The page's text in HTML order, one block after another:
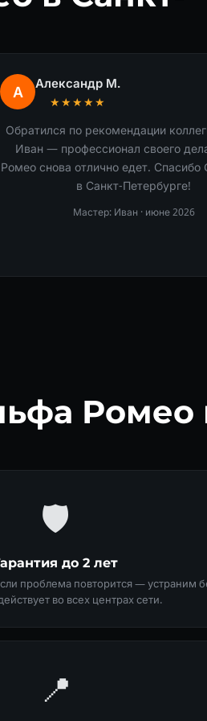
А Александр М.
★★★★★
Обратился по рекомендации
Иван — профессионал своего
Ромео снова отлично едет. Спасибо
в Санкт-Петербурге!
Мастер: Иван · июне 2026
Ромео
🛡
до 2 лет
проблема повторится — устраним
во всех центрах сети.
📍